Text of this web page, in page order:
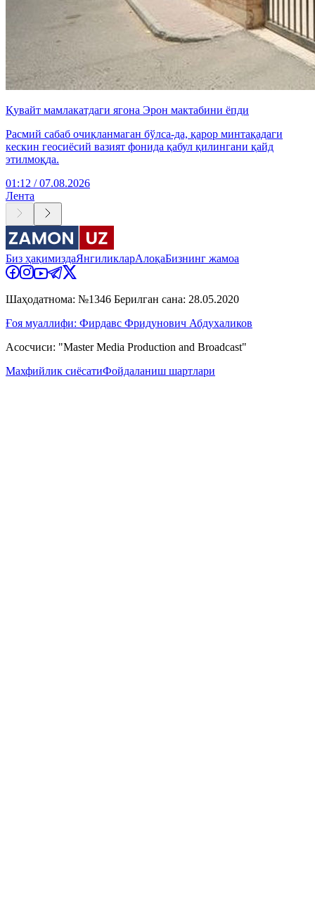
Қувайт мамлакатдаги ягона Эрон мактабини ёпди
Расмий сабаб очиқланмаган бўлса-да, қарор минтақадаги
кескин геосиёсий вазият фонида қабул қилингани қайд
этилмоқда.
01:12 / 07.08.2026
Лента
Биз ҳақимиздаЯнгиликларАлоқаБизнинг жамоа
Шаҳодатнома: №1346 Берилган сана: 28.05.2020
Ғоя муаллифи: Фирдавс Фридунович Абдухаликов
Асосчиси: "Master Media Production and Broadcast"
Махфийлик сиёсатиФойдаланиш шартлари